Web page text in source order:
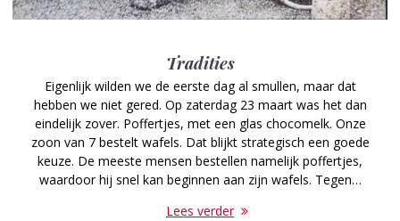
Tradities
Eigenlijk wilden we de eerste dag al smullen, maar dat
hebben we niet gered. Op zaterdag 23 maart was het dan
eindelijk zover. Poffertjes, met een glas chocomelk. Onze
zoon van 7 bestelt wafels. Dat blijkt strategisch een goede
keuze. De meeste mensen bestellen namelijk poffertjes,
waardoor hij snel kan beginnen aan zijn wafels. Tegen…
Lees verder